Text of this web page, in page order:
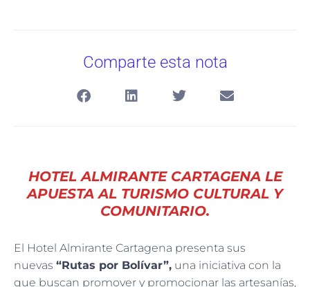
Comparte esta nota
HOTEL ALMIRANTE CARTAGENA LE
APUESTA AL TURISMO CULTURAL Y
COMUNITARIO.
El Hotel Almirante Cartagena presenta sus
nuevas “Rutas por Bolívar”, una iniciativa con la
que buscan promover y promocionar las artesanías,